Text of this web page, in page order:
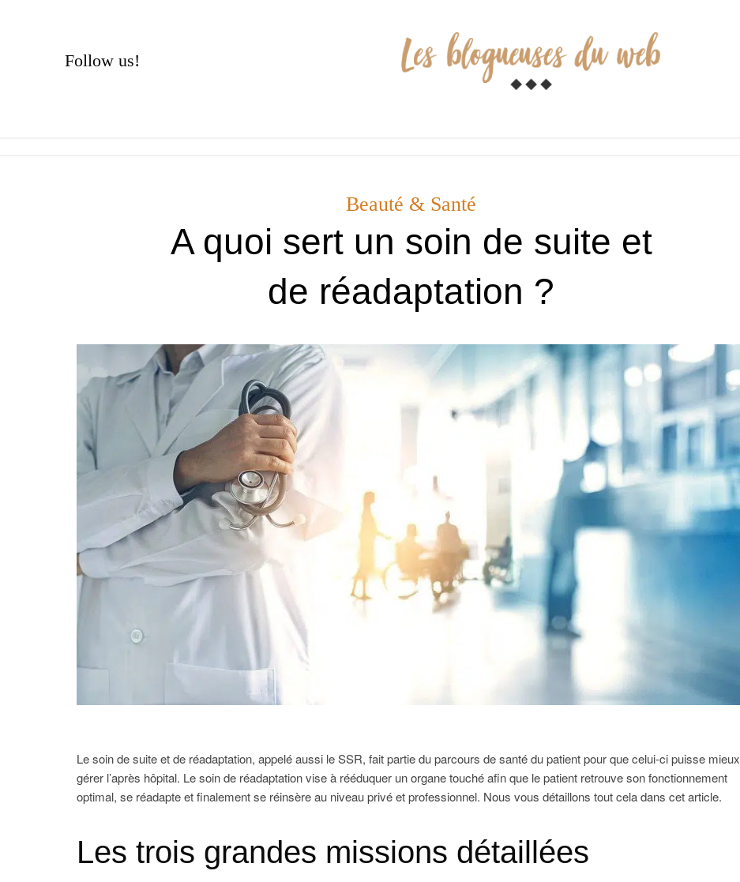
Follow us!
Beauté & Santé
A quoi sert un soin de suite et
de réadaptation ?
Le soin de suite et de réadaptation, appelé aussi le SSR, fait partie du parcours de santé du patient pour que celui-ci puisse mieux
gérer l’après hôpital. Le soin de réadaptation vise à rééduquer un organe touché afin que le patient retrouve son fonctionnement
optimal, se réadapte et finalement se réinsère au niveau privé et professionnel. Nous vous détaillons tout cela dans cet article.
Les trois grandes missions détaillées